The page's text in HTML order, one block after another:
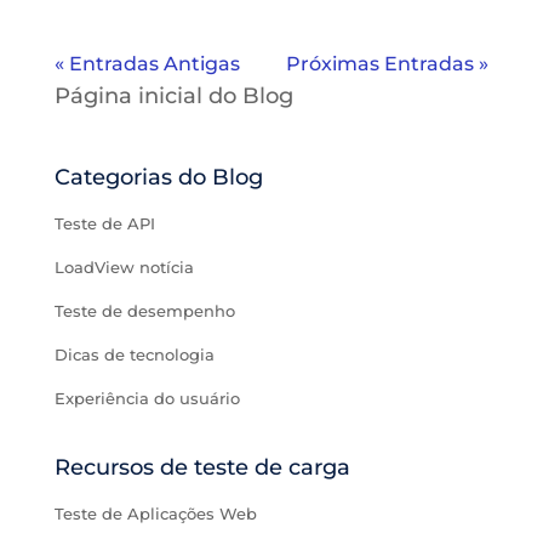
« Entradas Antigas Próximas Entradas »
Página inicial do Blog
Categorias do Blog
Teste de API
LoadView notícia
Teste de desempenho
Dicas de tecnologia
Experiência do usuário
Recursos de teste de carga
Teste de Aplicações Web